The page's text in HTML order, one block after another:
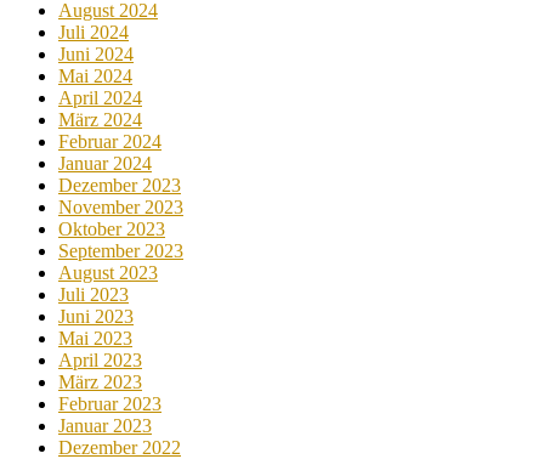
August 2024
Juli 2024
Juni 2024
Mai 2024
April 2024
März 2024
Februar 2024
Januar 2024
Dezember 2023
November 2023
Oktober 2023
September 2023
August 2023
Juli 2023
Juni 2023
Mai 2023
April 2023
März 2023
Februar 2023
Januar 2023
Dezember 2022